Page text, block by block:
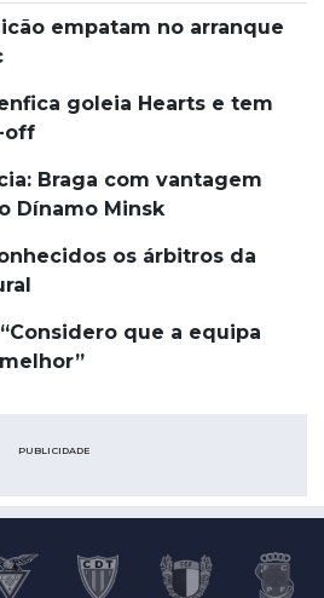
empatam no arranque
goleia Hearts e tem
off
Braga com vantagem
Dínamo Minsk
os árbitros da
que a equipa
PUBLICIDADE